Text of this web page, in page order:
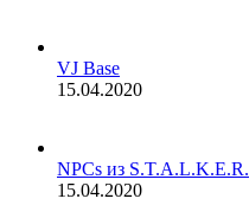
VJ Base
15.04.2020
NPCs из S.T.A.L.K.E.R.
15.04.2020